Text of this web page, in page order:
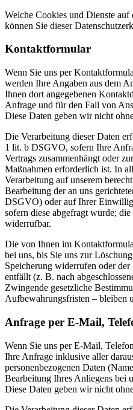
Welche Cookies und Dienste auf
können Sie dieser
Kontaktformular
Wenn Sie uns per
werden Ihre Angaben aus dem
Ihnen dort angegebenen
Anfrage und für den Fall von
Diese Daten geben wir nicht
Die Verarbeitung dieser Daten
1 lit. b DSGVO, sofern Ihre
Vertrags zusammenhängt oder
Maßnahmen erforderlich ist. In
Verarbeitung auf unserem
Bearbeitung der an uns
DSGVO) oder auf Ihrer
sofern diese abgefragt wurde;
widerrufbar.
Die von Ihnen im
bei uns, bis Sie uns zur
Speicherung widerrufen oder
entfällt (z. B. nach
Zwingende gesetzliche
Aufbewahrungsfristen – bleiben
Anfrage per E-Mail,
Wenn Sie uns per E-Mail,
Ihre Anfrage inklusive aller
personenbezogenen Daten
Bearbeitung Ihres Anliegens bei
Diese Daten geben wir nicht